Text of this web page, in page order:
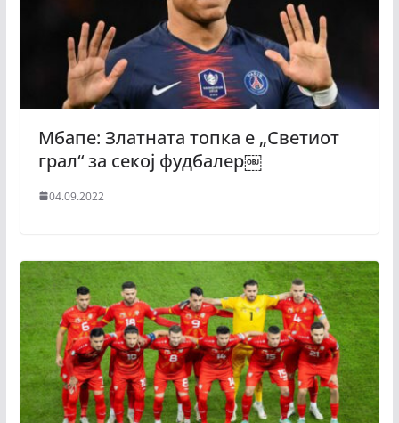
Мбапе: Златната топка е „Светиот
грал“ за секој фудбалер￼
04.09.2022